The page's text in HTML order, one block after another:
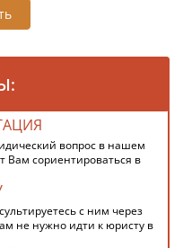
вопрос в нашем
Вам сориентироваться в
с ним через
не нужно идти к юристу в